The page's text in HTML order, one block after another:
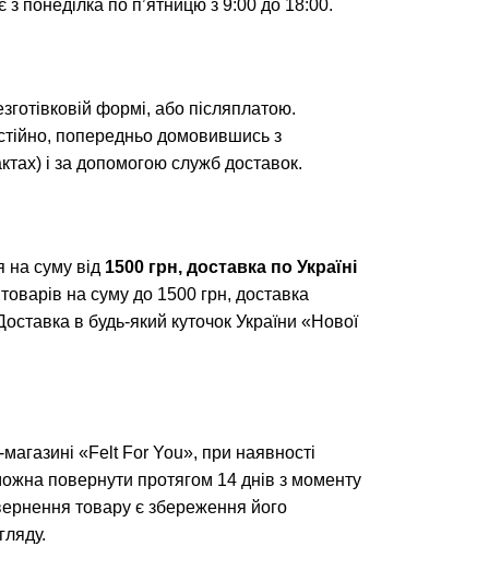
понеділка по п’ятницю з 9:00 до 18:00.
формі, або післяплатою.
попередньо домовившись з
і за допомогою служб доставок.
суму від 1500 грн, доставка по Україні
на суму до 1500 грн, доставка
в будь-який куточок України «Нової
«Felt For You», при наявності
повернути протягом 14 днів з моменту
товару є збереження його